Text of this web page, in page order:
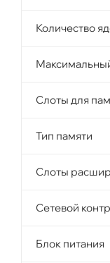
Количество
Слоты для
Тип памяти
Слоты
Сетевой
Блок питания